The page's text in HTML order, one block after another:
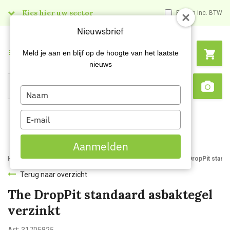
Kies hier uw sector Prijzen inc. BTW
Search
Menu
Home Webshop Afvalbakken en -zakken Afvalbakken The DropPit
Terug naar overzicht
The DropPit standaard asbaktegel
verzinkt
Nieuwsbrief
Meld je aan en blijf op de hoogte van het laatste
nieuws
Type
your
name
Type
your
email
Aanmelden